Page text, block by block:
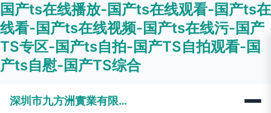
国产ts在线播放-国产ts在线观看-国产ts在
线看-国产ts在线视频-国产ts在线污-国产
TS专区-国产ts自拍-国产TS自拍观看-国
产ts自慰-国产TS综合
深圳市九方洲實業有限公司